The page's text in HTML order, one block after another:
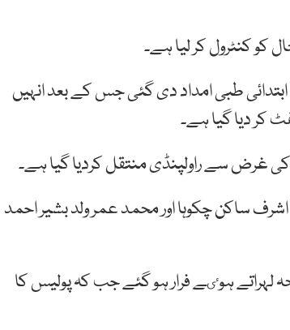
کو کنٹرول کر لیا ہے۔
طبی امداد دی گئی جس کے بعد انہیں
کر دیا گیا ہے۔
غرض سے راولپنڈی منتقل کردیا گیا ہے۔
ساکن چکوہا اور محمد عمر ولد بشیر احمد
ہوٸے فرار ہو گئے جب کہ پولیس کا